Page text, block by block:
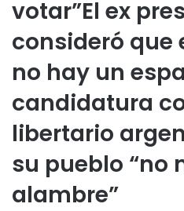
votar”El ex
consideró que
no hay un
candidatura
libertario
su pueblo “no
alambre”